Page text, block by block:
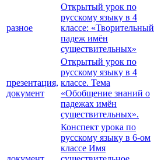
разное
Открытый урок по
русскому языку в 4
классе: «Творительный
падеж имён
существительных»
презентация,
документ
Открытый урок по
русскому языку в 4
классе. Тема
«Обобщение знаний о
падежах имён
существительных».
Конспект урока по
русскому языку в 6-ом
классе Имя